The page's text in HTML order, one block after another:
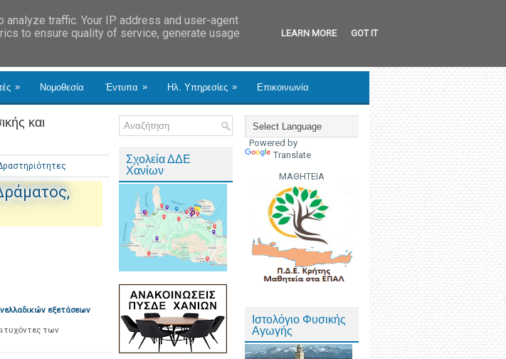
» Νομοθεσία Έντυπα » Ηλ. Υπηρεσίες » Επικοινωνία
και
εξετάσεων
των
Σχολεία ΔΔΕ
Χανίων
Powered by
Translate
ΜΑΘΗΤΕΙΑ
Ιστολόγιο Φυσικής
Αγωγής
traffic. Your IP address and user-agent
to ensure quality of service, generate usage
LEARN MORE GOT IT